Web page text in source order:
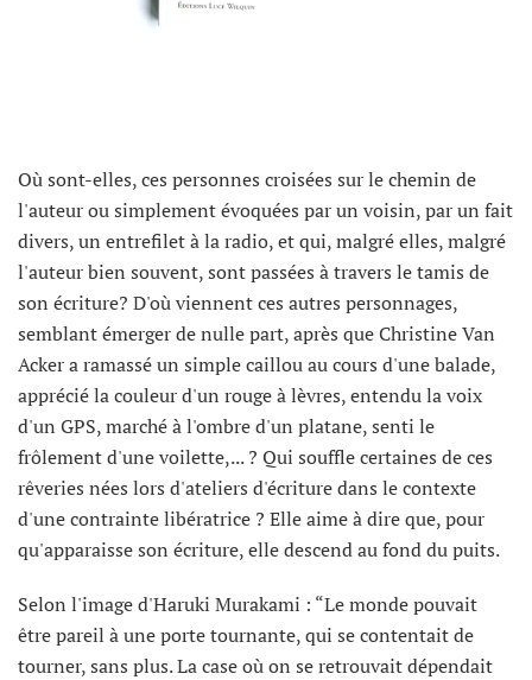
Où sont-elles, ces personnes croisées sur le chemin de
l'auteur ou simplement évoquées par un voisin, par un fait
divers, un entrefilet à la radio, et qui, malgré elles, malgré
l'auteur bien souvent, sont passées à travers le tamis de
son écriture? D'où viennent ces autres personnages,
semblant émerger de nulle part, après que Christine Van
Acker a ramassé un simple caillou au cours d'une balade,
apprécié la couleur d'un rouge à lèvres, entendu la voix
d'un GPS, marché à l'ombre d'un platane, senti le
frôlement d'une voilette,... ? Qui souffle certaines de ces
rêveries nées lors d'ateliers d'écriture dans le contexte
d'une contrainte libératrice ? Elle aime à dire que, pour
qu'apparaisse son écriture, elle descend au fond du puits.
Selon l'image d'Haruki Murakami : “Le monde pouvait
être pareil à une porte tournante, qui se contentait de
tourner, sans plus. La case où on se retrouvait dépendait